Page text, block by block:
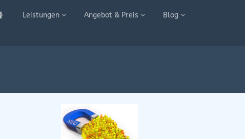
Leistungen Angebot & Preis Blog